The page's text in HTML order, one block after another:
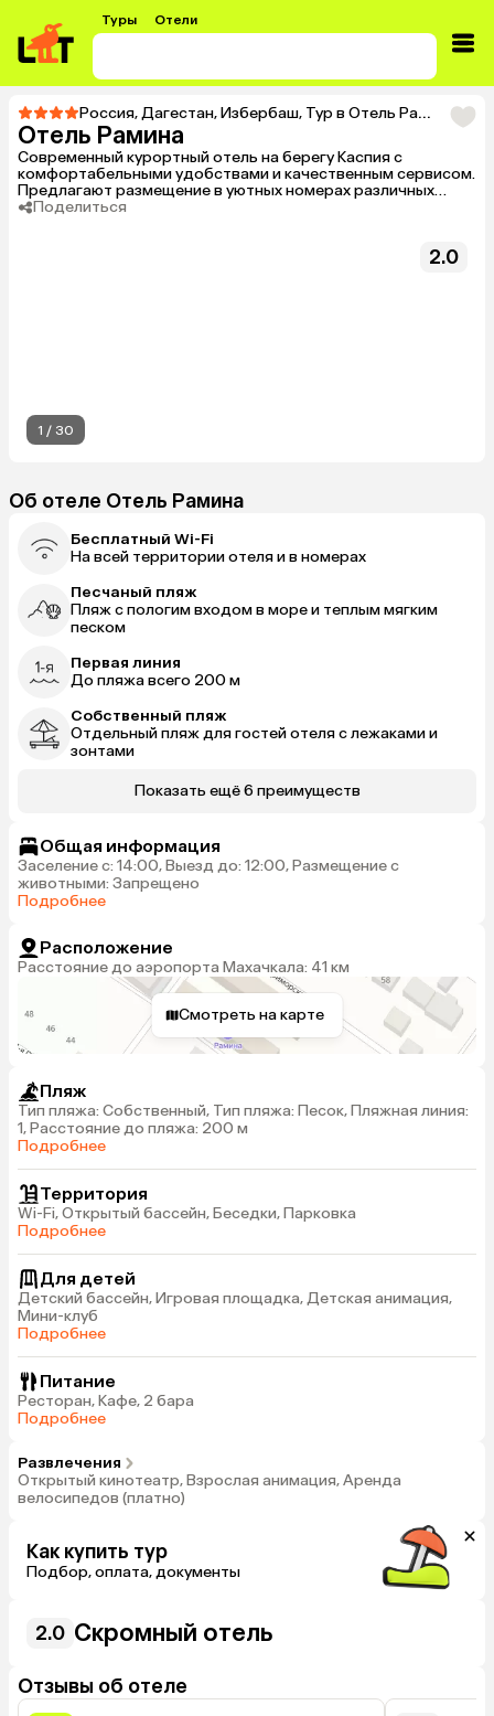
Туры Отели
Россия,Дагестан,Избербаш, Тур в Отель Рамина
Отель Рамина
Современный курортный отель на берегу Каспия с
комфортабельными удобствами и качественным сервисом.
Предлагают размещение в уютных номерах различных
категории от небольшого экономичного до просторных
территории есть бассейн, а в ресторане и барах подают
Поделиться
2.0
1 / 30
Об отеле Отель Рамина
Бесплатный Wi-Fi
На всей территории отеля и в номерах
Песчаный пляж
Пляж с пологим входом в море и теплым мягким
песком
Первая линия
До пляжа всего 200 м
Собственный пляж
Отдельный пляж для гостей отеля с лежаками и
зонтами
Показать ещё 6 преимуществ
Общая информация
Заселение с: 14:00, Выезд до: 12:00, Размещение с
животными: Запрещено
Подробнее
Расположение
Расстояние до аэропорта Махачкала: 41 км
Смотреть на карте
Пляж
Тип пляжа: Собственный, Тип пляжа: Песок, Пляжная линия:
1, Расстояние до пляжа: 200 м
Подробнее
Территория
Wi-Fi, Открытый бассейн, Беседки, Парковка
Подробнее
Для детей
Детский бассейн, Игровая площадка, Детская анимация,
Мини-клуб
Подробнее
Питание
Ресторан, Кафе, 2 бара
Подробнее
Развлечения
Открытый кинотеатр, Взрослая анимация, Аренда
велосипедов (платно)
Как купить тур
Подбор, оплата, документы
2.0 Скромный отель
Отзывы об отеле